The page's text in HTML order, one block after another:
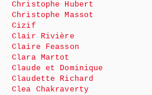
Christophe Hubert
Christophe Massot
Cizif
Clair Rivière
Claire Feasson
Clara Martot
Claude et Dominique
Claudette Richard
Clea Chakraverty